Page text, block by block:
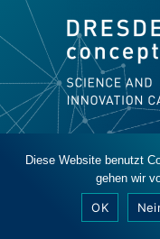
Datenschutz
Diese Website benutzt
gehen wir
OK